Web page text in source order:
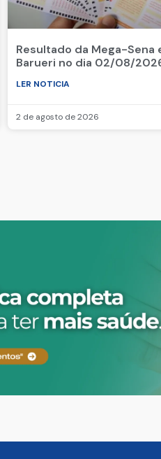
Resultado da Mega-Sena
Barueri no dia 02/08/
LER NOTICIA
2 de agosto de 2026